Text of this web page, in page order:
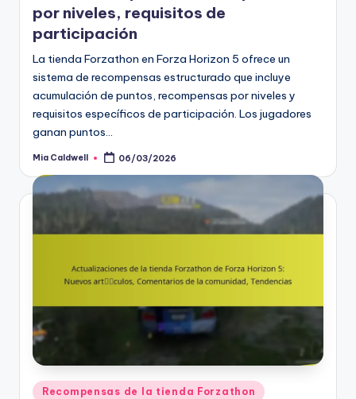
por niveles, requisitos de
participación
La tienda Forzathon en Forza Horizon 5 ofrece un
sistema de recompensas estructurado que incluye
acumulación de puntos, recompensas por niveles y
requisitos específicos de participación. Los jugadores
ganan puntos…
Posted
Mia Caldwell 06/03/2026
Posted
Recompensas de la tienda Forzathon